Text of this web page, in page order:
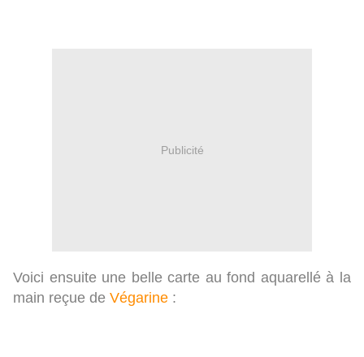
Publicité
Voici ensuite une belle carte au fond aquarellé à la
main reçue de Végarine :